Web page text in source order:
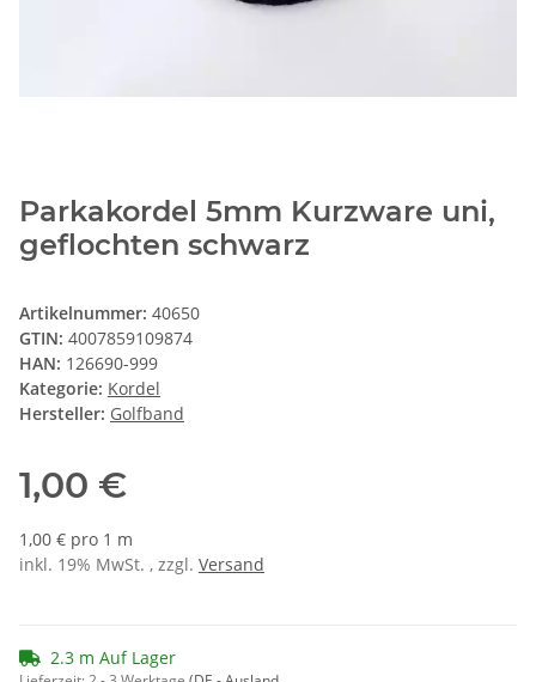
Parkakordel 5mm Kurzware uni,
geflochten schwarz
Artikelnummer: 40650
GTIN: 4007859109874
HAN: 126690-999
Kategorie: Kordel
Hersteller: Golfband
1,00 €
1,00 € pro 1 m
inkl. 19% MwSt. , zzgl. Versand
2.3 m Auf Lager